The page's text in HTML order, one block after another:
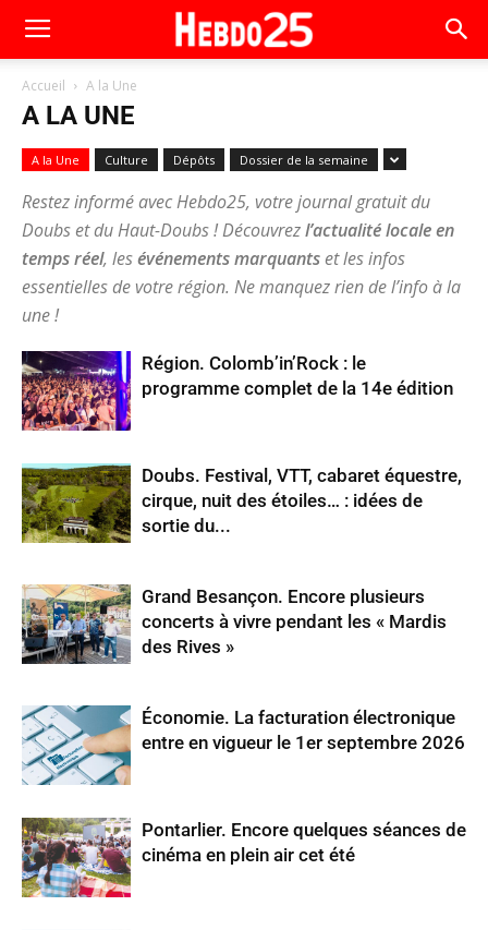
Accueil A la Une
A LA UNE
A la Une Culture Dépôts Dossier de la semaine
Restez informé avec Hebdo25, votre journal gratuit du
Doubs et du Haut-Doubs ! Découvrezl’actualité locale en
temps réel, lesévénements marquantset les infos
essentielles de votre région. Ne manquez rien de l’info à la
une !
Région. Colomb’in’Rock : le
programme complet de la 14e édition
Doubs. Festival, VTT, cabaret équestre,
cirque, nuit des étoiles… : idées de
sortie du...
Grand Besançon. Encore plusieurs
concerts à vivre pendant les « Mardis
des Rives »
Économie. La facturation électronique
entre en vigueur le 1er septembre 2026
Pontarlier. Encore quelques séances de
cinéma en plein air cet été